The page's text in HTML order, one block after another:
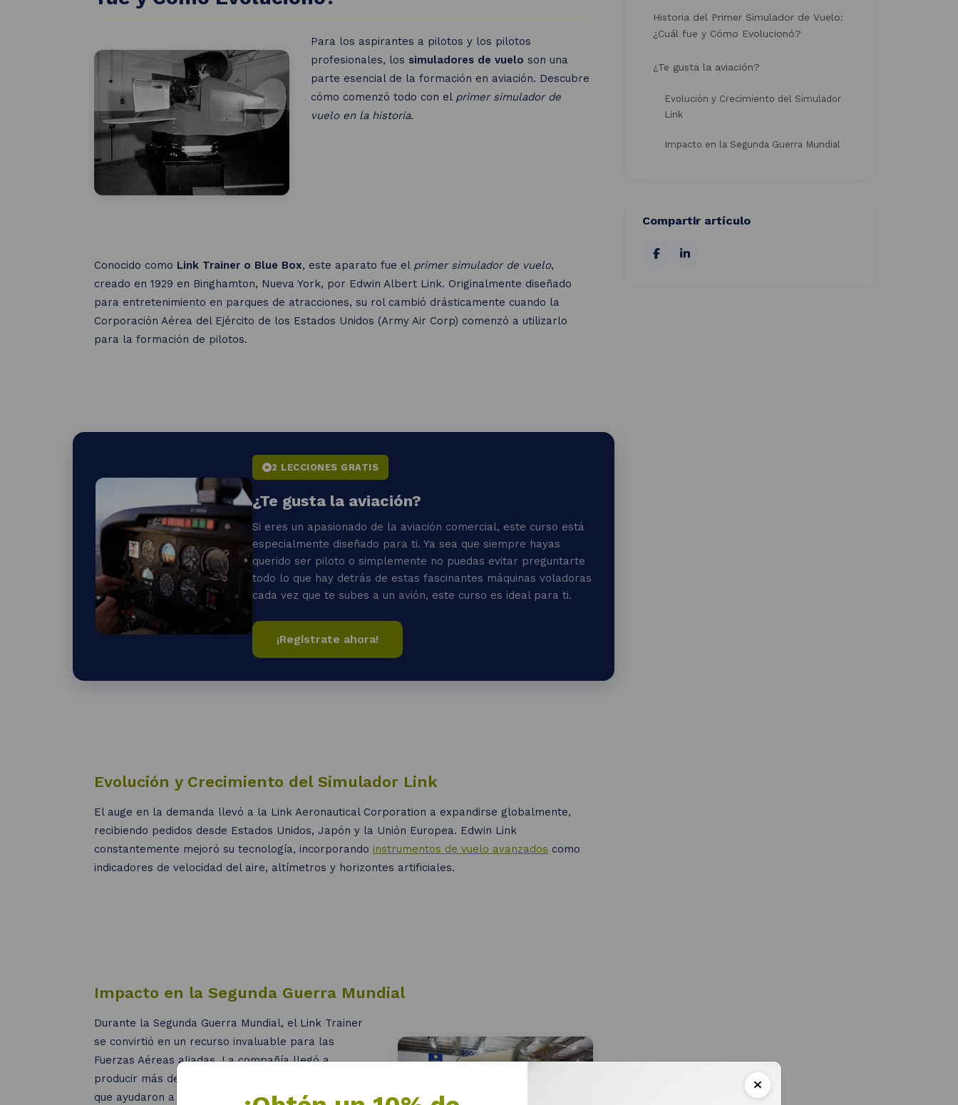
Para los aspirantes a pilotos y los pilotos
profesionales, los simuladores de vuelo son una
parte esencial de la formación en aviación. Descubre
cómo comenzó todo con el primer simulador de
vuelo en la historia.
Conocido como Link Trainer o Blue Box, este aparato fue el primer simulador de vuelo,
creado en 1929 en Binghamton, Nueva York, por Edwin Albert Link. Originalmente diseñado
para entretenimiento en parques de atracciones, su rol cambió drásticamente cuando la
Corporación Aérea del Ejército de los Estados Unidos (Army Air Corp) comenzó a utilizarlo
para la formación de pilotos.
2 LECCIONES GRATIS
¿Te gusta la aviación?
Si eres un apasionado de la aviación comercial, este curso está
especialmente diseñado para ti. Ya sea que siempre hayas
querido ser piloto o simplemente no puedas evitar preguntarte
todo lo que hay detrás de estas fascinantes máquinas voladoras
cada vez que te subes a un avión, este curso es ideal para ti.
¡Regístrate ahora!
Evolución y Crecimiento del Simulador Link
El auge en la demanda llevó a la Link Aeronautical Corporation a expandirse globalmente,
recibiendo pedidos desde Estados Unidos, Japón y la Unión Europea. Edwin Link
constantemente mejoró su tecnología, incorporando instrumentos de vuelo avanzados como
indicadores de velocidad del aire, altímetros y horizontes artificiales.
Impacto en la Segunda Guerra Mundial
Durante la Segunda Guerra Mundial, el Link Trainer
se convirtió en un recurso invaluable para las
Fuerzas Aéreas aliadas. La compañía llegó a
producir más de
que ayudaron a salvar al menos 524 vidas.
Historia del Primer Simulador de Vuelo:
¿Cuál fue y Cómo Evolucionó?
¿Te gusta la aviación?
Evolución y Crecimiento del Simulador
Link
Impacto en la Segunda Guerra Mundial
Compartir artículo